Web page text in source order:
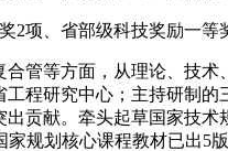
项、省部级科技奖励一
管等方面，从理论、技
程研究中心；主持研制
贡献。牵头起草国家技
规划核心课程教材已出5